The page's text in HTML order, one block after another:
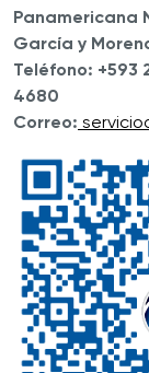
Panamericana
García y
Teléfono: +593
4680
Correo: